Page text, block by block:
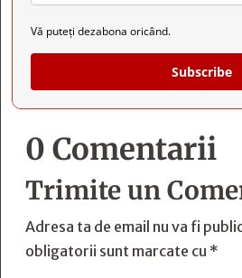
Vă puteți dezabona oricând.
Subscribe
0 Comentarii
Trimite un
Adresa ta de email nu va fi
obligatorii sunt marcate cu *